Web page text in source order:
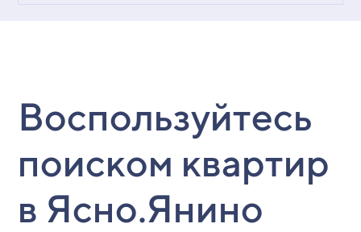
Воспользуйтесь
поиском квартир
в Ясно.Янино